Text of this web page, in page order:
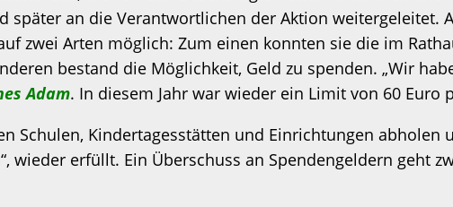
an die Verantwortlichen der Aktion weitergeleitet.
zwei Arten möglich: Zum einen konnten sie die im
bestand die Möglichkeit, Geld zu spenden. „Wir
Adam. In diesem Jahr war wieder ein Limit von 60 Euro
Schulen, Kindertagesstätten und Einrichtungen abholen
wieder erfüllt. Ein Überschuss an Spendengeldern geht